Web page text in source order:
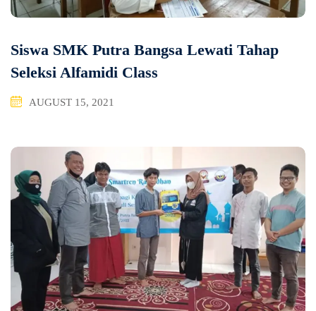
Siswa SMK Putra Bangsa Lewati Tahap
Seleksi Alfamidi Class
AUGUST 15, 2021